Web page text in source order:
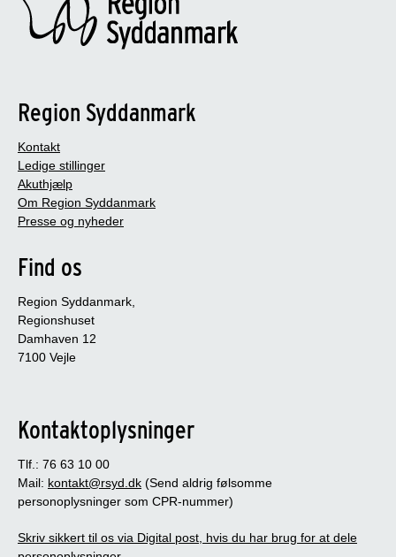
Region Syddanmark
Kontakt
Ledige stillinger
Akuthjælp
Om Region Syddanmark
Presse og nyheder
Find os
Region Syddanmark,
Regionshuset
Damhaven 12
7100 Vejle
Kontaktoplysninger
Tlf.: 76 63 10 00
Mail: kontakt@rsyd.dk (Send aldrig følsomme
personoplysninger som CPR-nummer)
Skriv sikkert til os via Digital post, hvis du har brug for at dele